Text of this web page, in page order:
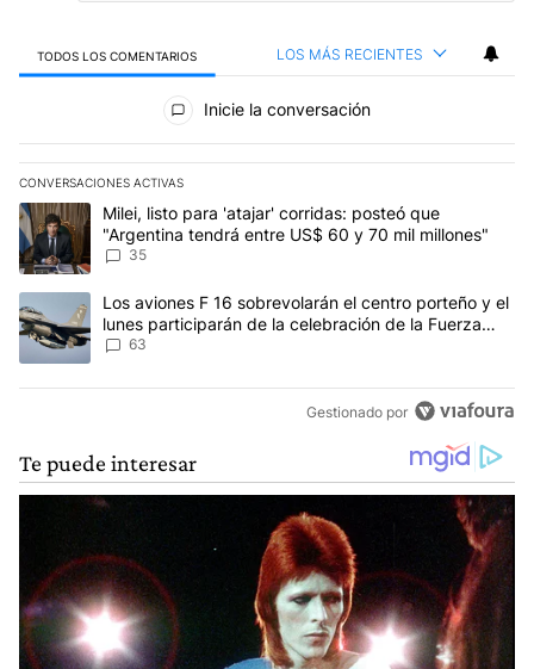
TODOS LOS COMENTARIOS LOS MÁS RECIENTES
Todos los comentarios
Inicie la conversación
CONVERSACIONES ACTIVAS
Este listado muestra los artículos con más comentarios en los
Un artículo de tendencia con el título "Milei, listo para 'atajar'
Milei, listo para 'atajar' corridas: posteó que
"Argentina tendrá entre US$ 60 y 70 mil millones"
35
Un artículo de tendencia con el título "Los aviones F 16
Los aviones F 16 sobrevolarán el centro porteño y el
lunes participarán de la celebración de la Fuerza
Aérea
63
Gestionado por